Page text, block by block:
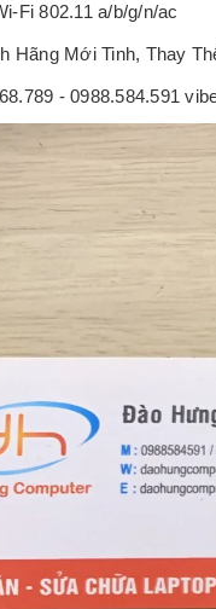
Fi 802.11 a/b/g/n/ac
Hãng Mới Tinh, Thay
- 0988.584.591